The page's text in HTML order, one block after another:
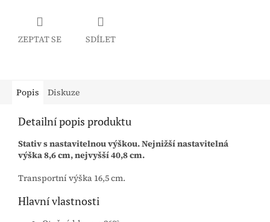
ZEPTAT SE SDÍLET
Popis Diskuze
Detailní popis produktu
Stativ s nastavitelnou výškou. Nejnižší nastavitelná
výška 8,6 cm, nejvyšší 40,8 cm.
Transportní výška 16,5 cm.
Hlavní vlastnosti